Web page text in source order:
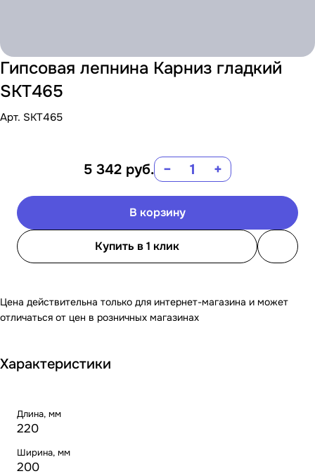
Гипсовая лепнина Карниз гладкий
SKT465
Арт. SKT465
5 342 руб. − +
В корзину
Купить в 1 клик
Цена действительна только для интернет-магазина и может
отличаться от цен в розничных магазинах
Характеристики
Длина, мм
220
Ширина, мм
200